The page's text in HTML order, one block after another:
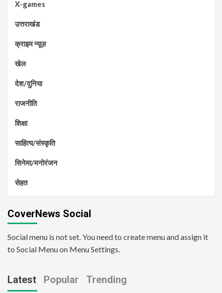
X-games
उत्तराखंड
क्राइम न्यूज़
खेल
देश/दुनिया
राजनीति
शिक्षा
साहित्य/संस्कृति
सिनेमा/मनोरंजन
सेहत
CoverNews Social
Social menu is not set. You need to create menu and assign it
to Social Menu on Menu Settings.
Latest Popular Trending